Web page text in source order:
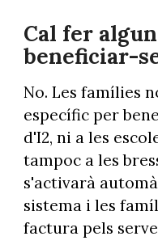
Cal fer
beneficiar-
No. Les famílies
específic per
d'I2, ni a les
tampoc a les
s'activarà
sistema i les
factura pels